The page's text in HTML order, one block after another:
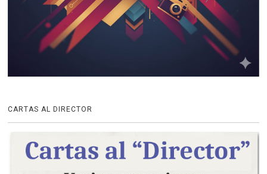
CARTAS AL DIRECTOR